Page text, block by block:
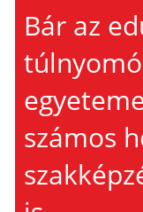
Bár az
számos